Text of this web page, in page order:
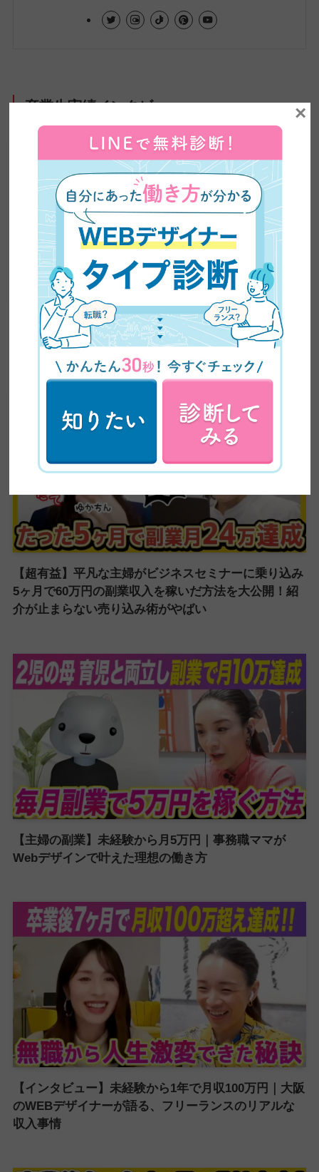
卒業生実績インタビュー
【全ママ必見】2児のシンママが脱サラしてWEBデザ
イナーに大転身した方法公開！
【超有益】平凡な主婦がビジネスセミナーに乗り込み
5ヶ月で60万円の副業収入を稼いだ方法を大公開！紹
介が止まらない売り込み術がやばい
【主婦の副業】未経験から月5万円｜事務職ママが
Webデザインで叶えた理想の働き方
【インタビュー】未経験から1年で月収100万円｜大阪
のWEBデザイナーが語る、フリーランスのリアルな
収入事情
×